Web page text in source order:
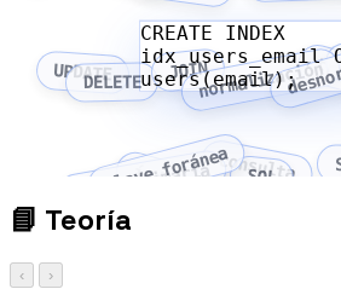
UPDATEDELETE
JOINnormalización
clave primaria
clave foránea
índice consulta
SQL
CREATE INDEX
idx_users_email
users(email);
📘 Teoría
‹ ›